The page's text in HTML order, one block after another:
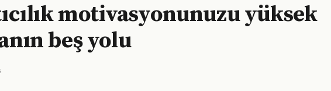
motivasyonunuzu yüksek
beş yolu